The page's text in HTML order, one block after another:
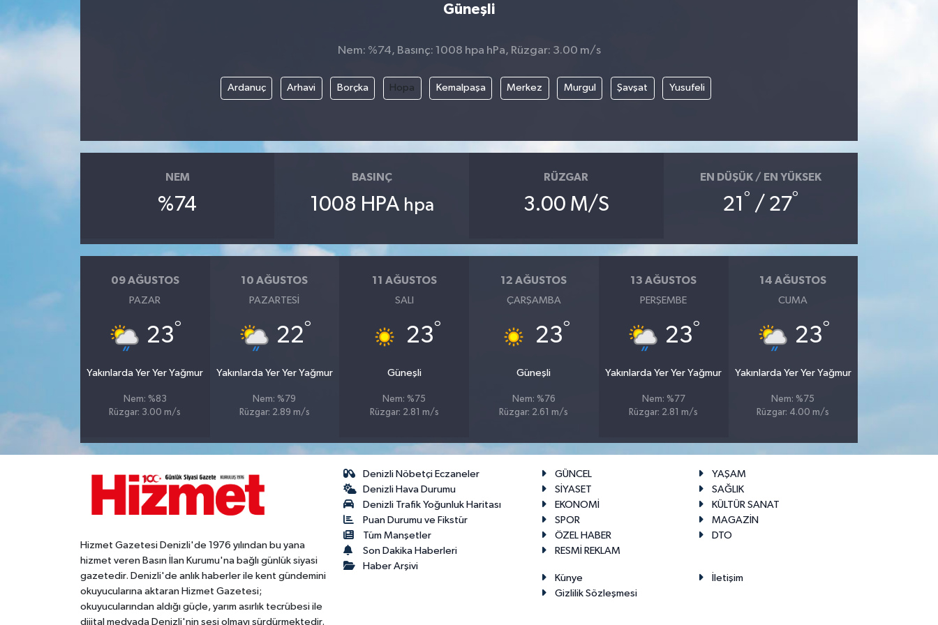
Güneşli
Nem: %74, Basınç: 1008 hpa hPa, Rüzgar: 3.00 m/s
Ardanuç Arhavi Borçka Hopa Kemalpaşa Merkez Murgul Şavşat Yusufeli
NEM
%74
BASINÇ
1008 HPA hpa
RÜZGAR
3.00 M/S
EN DÜŞÜK / EN YÜKSEK
21° / 27°
09 AĞUSTOS
PAZAR
23°
Yakınlarda Yer Yer Yağmur
Nem: %83
Rüzgar: 3.00 m/s
10 AĞUSTOS
PAZARTESI
22°
Yakınlarda Yer Yer Yağmur
Nem: %79
Rüzgar: 2.89 m/s
11 AĞUSTOS
SALI
23°
Güneşli
Nem: %75
Rüzgar: 2.81 m/s
12 AĞUSTOS
ÇARŞAMBA
23°
Güneşli
Nem: %76
Rüzgar: 2.61 m/s
13 AĞUSTOS
PERŞEMBE
23°
Yakınlarda Yer Yer Yağmur
Nem: %77
Rüzgar: 2.81 m/s
14 AĞUSTOS
CUMA
23°
Yakınlarda Yer Yer Yağmur
Nem: %75
Rüzgar: 4.00 m/s
Hizmet Gazetesi Denizli'de 1976 yılından bu yana
hizmet veren Basın İlan Kurumu'na bağlı günlük siyasi
gazetedir. Denizli'de anlık haberler ile kent gündemini
okuyucularına aktaran Hizmet Gazetesi;
okuyucularından aldığı güçle, yarım asırlık tecrübesi ile
dijital medyada Denizli'nin sesi olmayı sürdürmektedir.
Denizli Nöbetçi Eczaneler
Denizli Hava Durumu
Denizli Trafik Yoğunluk Haritası
Puan Durumu ve Fikstür
Tüm Manşetler
Son Dakika Haberleri
Haber Arşivi
GÜNCEL
YAŞAM
SİYASET
SAĞLIK
EKONOMİ
KÜLTÜR SANAT
SPOR
MAGAZİN
ÖZEL HABER
DTO
RESMİ REKLAM
Künye
İletişim
Gizlilik Sözleşmesi
ÖZEL HABER